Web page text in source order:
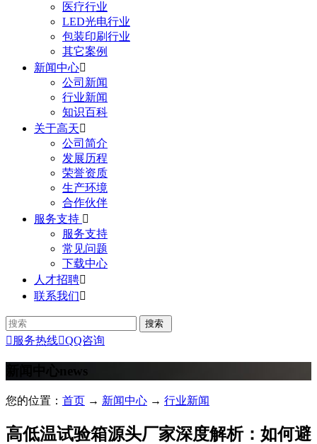
医疗行业
LED光电行业
包装印刷行业
其它案例
新闻中心
公司新闻
行业新闻
知识百科
关于高天
公司简介
发展历程
荣誉资质
生产环境
合作伙伴
服务支持 
服务支持
常见问题
下载中心
人才招聘
联系我们
 服务热线QQ咨询
news
您的位置： 首页 → 新闻中心 → 行业新闻
高低温试验箱源头厂家深度解析：如何避